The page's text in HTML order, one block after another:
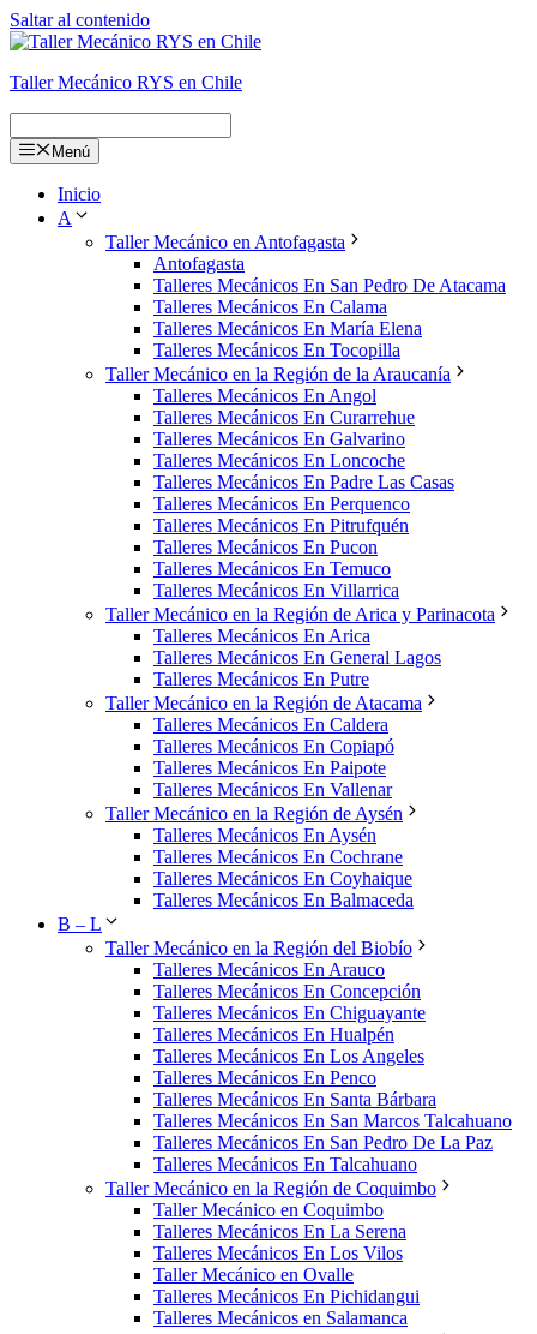
Saltar al contenido
Taller Mecánico RYS en Chile
Menú
Inicio
A
Taller Mecánico en Antofagasta
Antofagasta
Talleres Mecánicos En San Pedro De Atacama
Talleres Mecánicos En Calama
Talleres Mecánicos En María Elena
Talleres Mecánicos En Tocopilla
Taller Mecánico en la Región de la Araucanía
Talleres Mecánicos En Angol
Talleres Mecánicos En Curarrehue
Talleres Mecánicos En Galvarino
Talleres Mecánicos En Loncoche
Talleres Mecánicos En Padre Las Casas
Talleres Mecánicos En Perquenco
Talleres Mecánicos En Pitrufquén
Talleres Mecánicos En Pucon
Talleres Mecánicos En Temuco
Talleres Mecánicos En Villarrica
Taller Mecánico en la Región de Arica y Parinacota
Talleres Mecánicos En Arica
Talleres Mecánicos En General Lagos
Talleres Mecánicos En Putre
Taller Mecánico en la Región de Atacama
Talleres Mecánicos En Caldera
Talleres Mecánicos En Copiapó
Talleres Mecánicos En Paipote
Talleres Mecánicos En Vallenar
Taller Mecánico en la Región de Aysén
Talleres Mecánicos En Aysén
Talleres Mecánicos En Cochrane
Talleres Mecánicos En Coyhaique
Talleres Mecánicos En Balmaceda
B – L
Taller Mecánico en la Región del Biobío
Talleres Mecánicos En Arauco
Talleres Mecánicos En Concepción
Talleres Mecánicos En Chiguayante
Talleres Mecánicos En Hualpén
Talleres Mecánicos En Los Angeles
Talleres Mecánicos En Penco
Talleres Mecánicos En Santa Bárbara
Talleres Mecánicos En San Marcos Talcahuano
Talleres Mecánicos En San Pedro De La Paz
Talleres Mecánicos En Talcahuano
Taller Mecánico en la Región de Coquimbo
Taller Mecánico en Coquimbo
Talleres Mecánicos En La Serena
Talleres Mecánicos En Los Vilos
Taller Mecánico en Ovalle
Talleres Mecánicos En Pichidangui
Talleres Mecánicos en Salamanca